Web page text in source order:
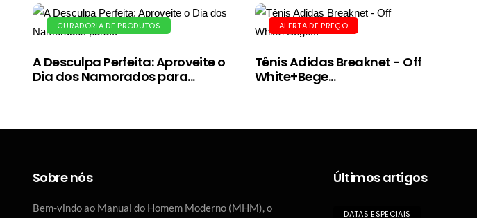
CURADORIA DE PRODUTOS
A Desculpa Perfeita: Aproveite o
Dia dos Namorados para...
ALERTA DE PREÇO
Tênis Adidas Breaknet - Off
White+Bege...
Sobre nós
Bem-vindo ao Manual do Homem Moderno (MHM), o
Últimos artigos
DATAS ESPECIAIS